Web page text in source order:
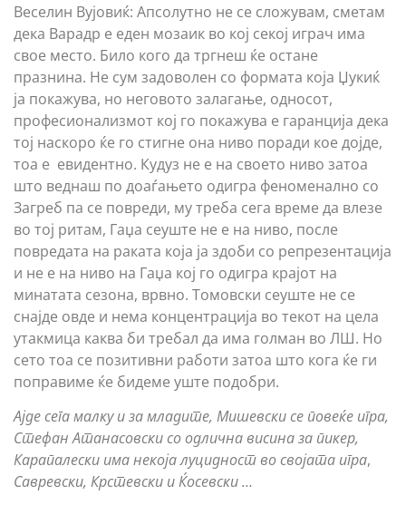
Веселин Вујовиќ: Апсолутно не се сложувам, сметам
дека Варадр е еден мозаик во кој секој играч има
свое место. Било кого да тргнеш ќе остане
празнина. Не сум задоволен со формата која Џукиќ
ја покажува, но неговото залагање, односот,
професионализмот кој го покажува е гаранција дека
тој наскоро ќе го стигне она ниво поради кое дојде,
тоа е евидентно. Кудуз не е на своето ниво затоа
што веднаш по доаѓањето одигра феноменално со
Загреб па се повреди, му треба сега време да влезе
во тој ритам, Гаџа сеуште не е на ниво, после
повредата на раката која ја здоби со репрезентација
и не е на ниво на Гаџа кој го одигра крајот на
минатата сезона, врвно. Томовски сеуште не се
снајде овде и нема концентрација во текот на цела
утакмица каква би требал да има голман во ЛШ. Но
сето тоа се позитивни работи затоа што кога ќе ги
поправиме ќе бидеме уште подобри.
Ајде сега малку и за младите, Мишевски се повеќе игра,
Стефан Атанасовски со одлична висина за пикер,
Карапалески има некоја луцидност во својата игра,
Савревски, Крстевски и Ќосевски …